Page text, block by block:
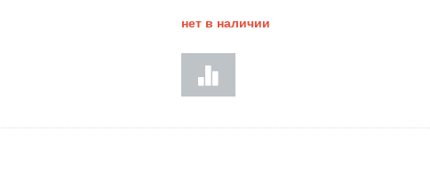
нет в наличии